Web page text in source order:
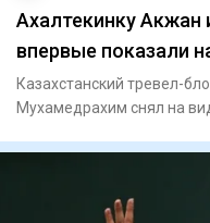
Ахалтекинку Акжан
впервые показали
Казахстанский тревел-
Мухамедрахим снял на